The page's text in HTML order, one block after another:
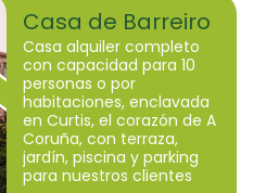
Casa de Barreiro
Casa alquiler completo
con capacidad para 10
personas o por
habitaciones, enclavada
en Curtis, el corazón de A
Coruña, con terraza,
jardín, piscina y parking
para nuestros clientes